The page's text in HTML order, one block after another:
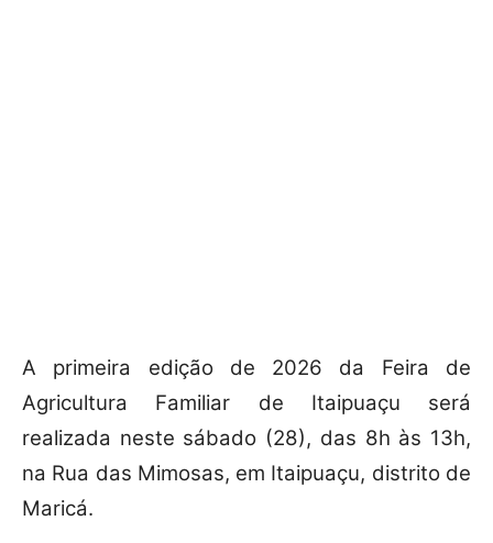
A primeira edição de 2026 da Feira de
Agricultura Familiar de Itaipuaçu será
realizada neste sábado (28), das 8h às 13h,
na Rua das Mimosas, em Itaipuaçu, distrito de
Maricá.